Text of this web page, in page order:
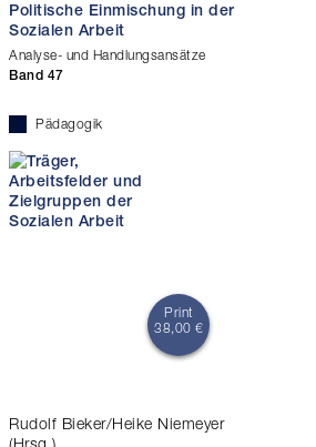
Politische Einmischung in der
Sozialen Arbeit
Analyse- und Handlungsansätze
Band 47
Pädagogik
Print
38,00 €
Rudolf Bieker/Heike Niemeyer